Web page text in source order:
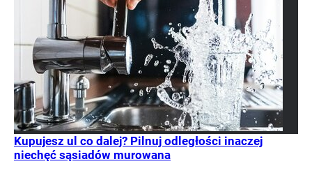
Kupujesz ul co dalej? Pilnuj odległości inaczej
niechęć sąsiadów murowana